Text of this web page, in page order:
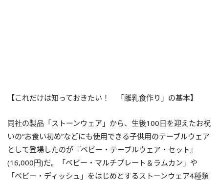
【これだけは知っておきたい！ 「離乳食作り」の基本】
同社の製品「ストーンウェア」から、生後100日を迎えたお祝
いの“お食い初め”などにも使用できる子供用のテーブルウェア
として登場したのが『ベビー・テーブルウェア・セット』
(16,000円)だ。「ベビー・マルチプレート＆ラムカン」や
「ベビー・ディッシュ」をはじめとするストーンウェア4種類